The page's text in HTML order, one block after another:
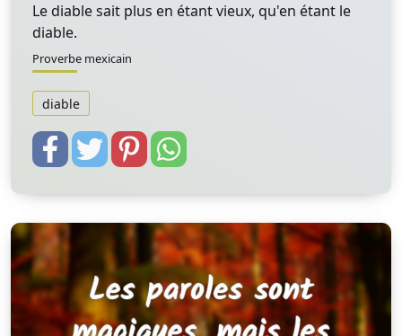
Le diable sait plus en étant vieux, qu'en étant le
diable.
Proverbe mexicain
diable